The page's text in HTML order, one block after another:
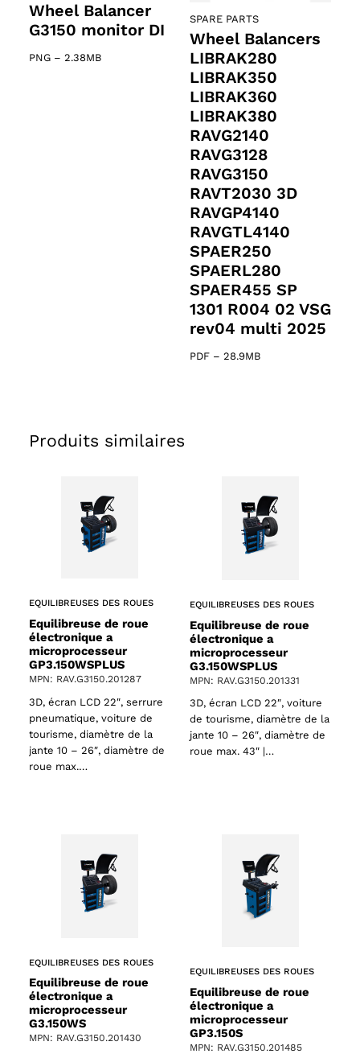
Wheel Balancer
G3150 monitor DI
PNG – 2.38MB
SPARE PARTS
Wheel Balancers
LIBRAK280
LIBRAK350
LIBRAK360
LIBRAK380
RAVG2140
RAVG3128
RAVG3150
RAVT2030 3D
RAVGP4140
RAVGTL4140
SPAER250
SPAERL280
SPAER455 SP
1301 R004 02 VSG
rev04 multi 2025
PDF – 28.9MB
Produits similaires
EQUILIBREUSES DES ROUES
Equilibreuse de roue
électronique a
microprocesseur
GP3.150WSPLUS
MPN: RAV.G3150.201287
3D, écran LCD 22″, serrure
pneumatique, voiture de
tourisme, diamètre de la
jante 10 – 26″, diamètre de
roue max.…
EQUILIBREUSES DES ROUES
Equilibreuse de roue
électronique a
microprocesseur
G3.150WSPLUS
MPN: RAV.G3150.201331
3D, écran LCD 22″, voiture
de tourisme, diamètre de la
jante 10 – 26″, diamètre de
roue max. 43″ |…
EQUILIBREUSES DES ROUES
Equilibreuse de roue
électronique a
microprocesseur
G3.150WS
MPN: RAV.G3150.201430
EQUILIBREUSES DES ROUES
Equilibreuse de roue
électronique a
microprocesseur
GP3.150S
MPN: RAV.G3150.201485